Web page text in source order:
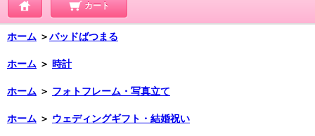
カート
ホーム ＞バッドばつまる
ホーム ＞ 時計
ホーム ＞ フォトフレーム・写真立て
ホーム ＞ ウェディングギフト・結婚祝い